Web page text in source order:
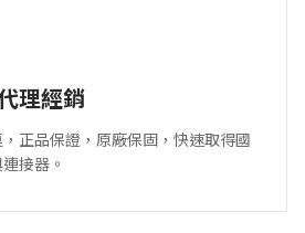
理經銷
正品保證，原廠保固，快速取得國
接器。